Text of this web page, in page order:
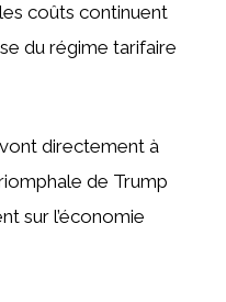
coûts continuent
du régime tarifaire
directement à
de Trump
sur l’économie